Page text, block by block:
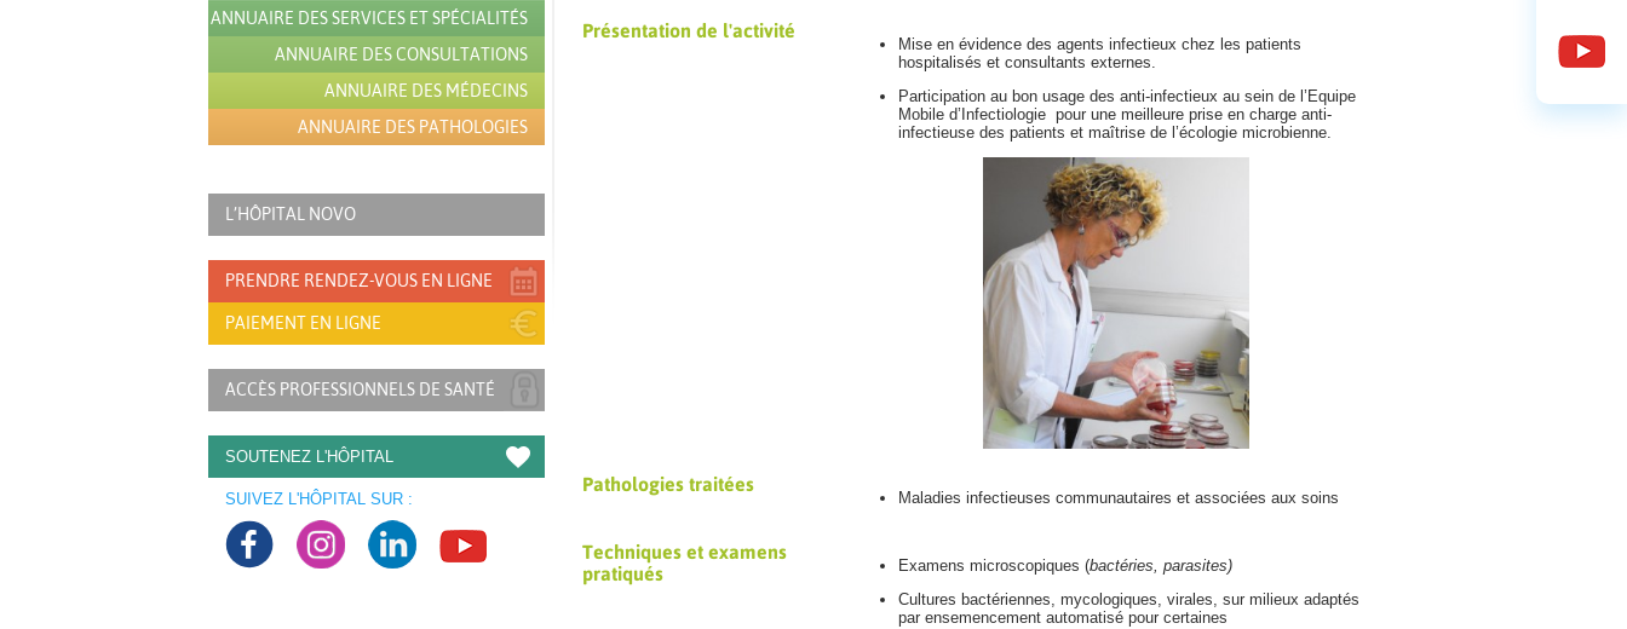
ANNUAIRE DES SERVICES ET SPÉCIALITÉS
ANNUAIRE DES CONSULTATIONS
ANNUAIRE DES MÉDECINS
ANNUAIRE DES PATHOLOGIES
L’HÔPITAL NOVO
PRENDRE RENDEZ-VOUS EN LIGNE
PAIEMENT EN LIGNE
ACCÈS PROFESSIONNELS DE SANTÉ
SOUTENEZ L'HÔPITAL
SUIVEZ L'HÔPITAL SUR :
Présentation de l'activité
Mise en évidence des agents infectieux chez les patients
hospitalisés et consultants externes.
Participation au bon usage des anti-infectieux au sein de l’Equipe
Mobile d’Infectiologie pour une meilleure prise en charge anti-
infectieuse des patients et maîtrise de l’écologie microbienne.
Pathologies traitées
Maladies infectieuses communautaires et associées aux soins
Techniques et examens
pratiqués
Examens microscopiques (bactéries, parasites)
Cultures bactériennes, mycologiques, virales, sur milieux adaptés
par ensemencement automatisé pour certaines